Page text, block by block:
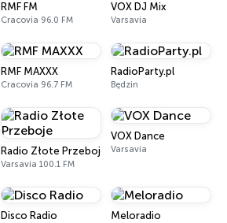
RMF FM
Cracovia 96.0 FM
VOX DJ Mix
Varsavia
RMF MAXXX
Cracovia 96.7 FM
RadioParty.pl
Będzin
Radio Złote Przeboje
Varsavia 100.1 FM
VOX Dance
Varsavia
Disco Radio Meloradio